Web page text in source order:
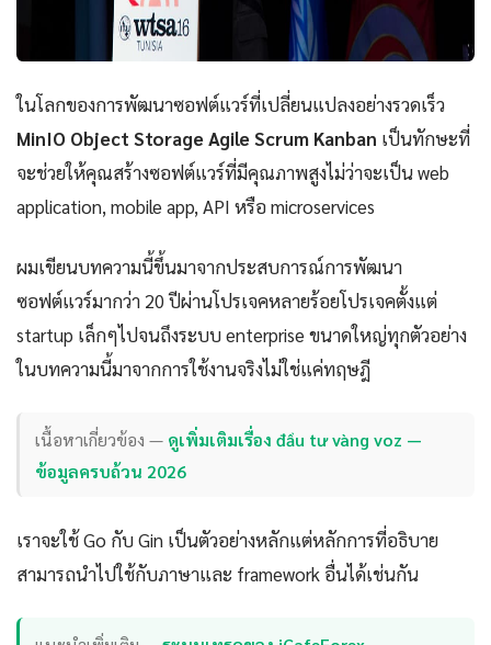
ในโลกของการพัฒนาซอฟต์แวร์ที่เปลี่ยนแปลงอย่างรวดเร็ว
MinIO Object Storage Agile Scrum Kanban เป็นทักษะที่
จะช่วยให้คุณสร้างซอฟต์แวร์ที่มีคุณภาพสูงไม่ว่าจะเป็น web
application, mobile app, API หรือ microservices
ผมเขียนบทความนี้ขึ้นมาจากประสบการณ์การพัฒนา
ซอฟต์แวร์มากว่า 20 ปีผ่านโปรเจคหลายร้อยโปรเจคตั้งแต่
startup เล็กๆไปจนถึงระบบ enterprise ขนาดใหญ่ทุกตัวอย่าง
ในบทความนี้มาจากการใช้งานจริงไม่ใช่แค่ทฤษฎี
เนื้อหาเกี่ยวข้อง — ดูเพิ่มเติมเรื่อง đầu tư vàng voz —
ข้อมูลครบถ้วน 2026
เราจะใช้ Go กับ Gin เป็นตัวอย่างหลักแต่หลักการที่อธิบาย
สามารถนำไปใช้กับภาษาและ framework อื่นได้เช่นกัน